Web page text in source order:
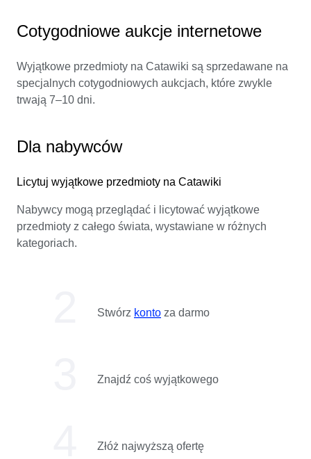
Cotygodniowe aukcje internetowe
Wyjątkowe przedmioty na Catawiki są sprzedawane na
specjalnych cotygodniowych aukcjach, które zwykle
trwają 7–10 dni.
Dla nabywców
Licytuj wyjątkowe przedmioty na Catawiki
Nabywcy mogą przeglądać i licytować wyjątkowe
przedmioty z całego świata, wystawiane w różnych
kategoriach.
Stwórz konto za darmo
Znajdź coś wyjątkowego
Złóż najwyższą ofertę